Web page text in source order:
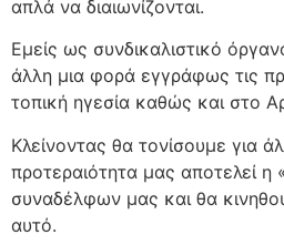
απλά να διαιωνίζονται.
Εμείς ως συνδικαλιστικό
άλλη μια φορά εγγράφως τις
τοπική ηγεσία καθώς και στο
Κλείνοντας θα τονίσουμε για
προτεραιότητα μας αποτελεί η
συναδέλφων μας και θα
αυτό.